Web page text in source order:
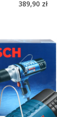
389,90 zł